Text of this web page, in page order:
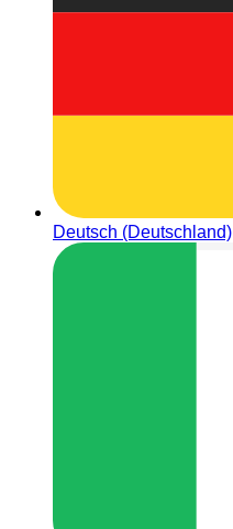
Deutsch (Deutschland)